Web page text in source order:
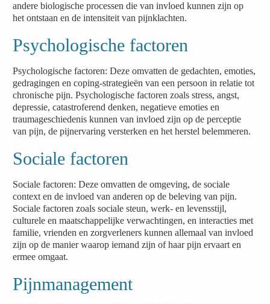
andere biologische processen die van invloed kunnen zijn op
het ontstaan en de intensiteit van pijnklachten.
Psychologische factoren
Psychologische factoren: Deze omvatten de gedachten, emoties,
gedragingen en coping-strategieën van een persoon in relatie tot
chronische pijn. Psychologische factoren zoals stress, angst,
depressie, catastroferend denken, negatieve emoties en
traumageschiedenis kunnen van invloed zijn op de perceptie
van pijn, de pijnervaring versterken en het herstel belemmeren.
Sociale factoren
Sociale factoren: Deze omvatten de omgeving, de sociale
context en de invloed van anderen op de beleving van pijn.
Sociale factoren zoals sociale steun, werk- en levensstijl,
culturele en maatschappelijke verwachtingen, en interacties met
familie, vrienden en zorgverleners kunnen allemaal van invloed
zijn op de manier waarop iemand zijn of haar pijn ervaart en
ermee omgaat.
Pijnmanagement